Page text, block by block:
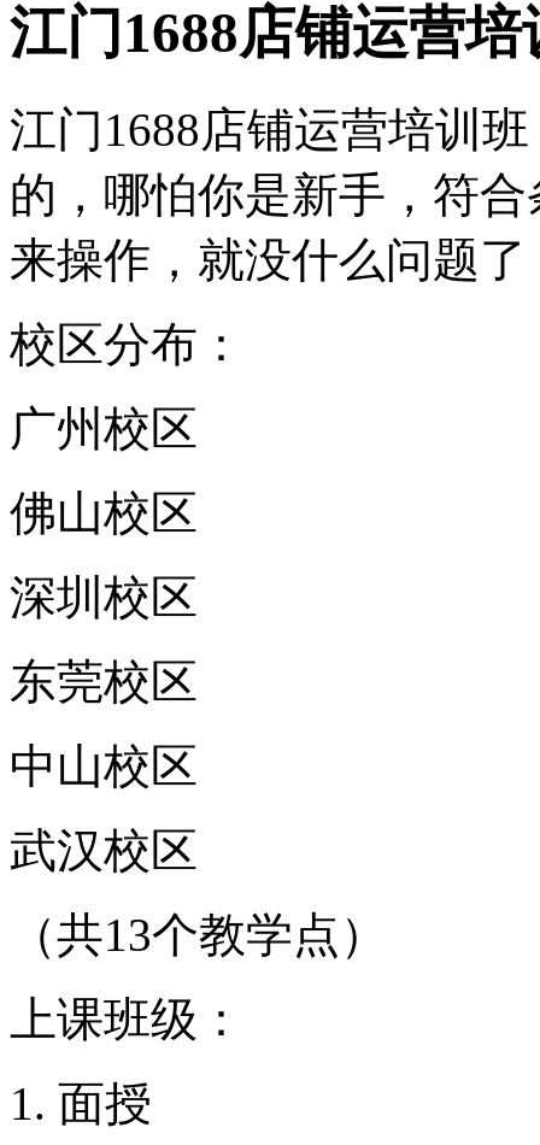
江门1688店铺运营培
江门1688店铺运营培训
的，哪怕你是新手，符
来操作，就没什么问题
校区分布：
广州校区
佛山校区
深圳校区
东莞校区
中山校区
武汉校区
（共13个教学点）
上课班级：
面授